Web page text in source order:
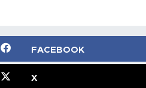
FACEBOOK
X